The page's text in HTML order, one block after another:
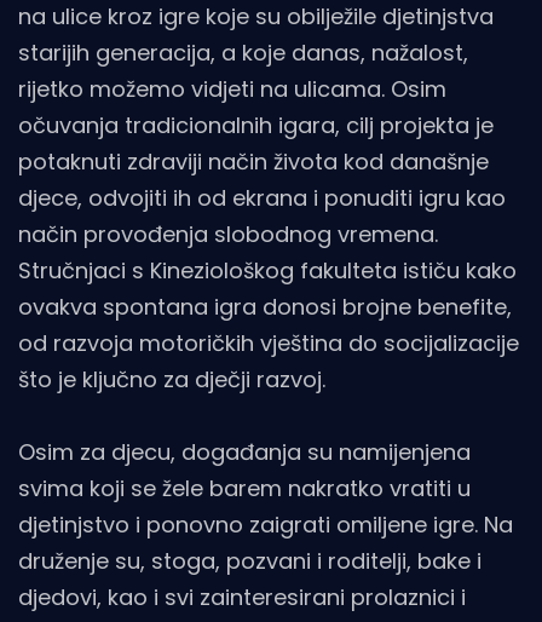
na ulice kroz igre koje su obilježile djetinjstva
starijih generacija, a koje danas, nažalost,
rijetko možemo vidjeti na ulicama. Osim
očuvanja tradicionalnih igara, cilj projekta je
potaknuti zdraviji način života kod današnje
djece, odvojiti ih od ekrana i ponuditi igru kao
način provođenja slobodnog vremena.
Stručnjaci s Kineziološkog fakulteta ističu kako
ovakva spontana igra donosi brojne benefite,
od razvoja motoričkih vještina do socijalizacije
što je ključno za dječji razvoj.
Osim za djecu, događanja su namijenjena
svima koji se žele barem nakratko vratiti u
djetinjstvo i ponovno zaigrati omiljene igre. Na
druženje su, stoga, pozvani i roditelji, bake i
djedovi, kao i svi zainteresirani prolaznici i